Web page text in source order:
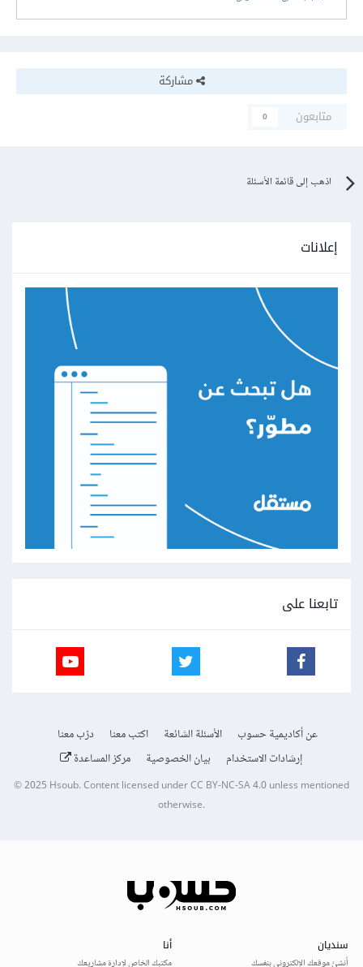
مشاركة
متابعون
0
اذهب إلى قائمة الأسئلة
إعلانات
تابعنا على
عن أكاديمية حسوب الأسئلة الشائعة اكتب معنا
درّب معنا
إرشادات الاستخدام
بيان الخصوصية مركز المساعدة
© 2025Hsoub.Content licensed underCC BY-NC-SA 4.0unless mentioned
otherwise.